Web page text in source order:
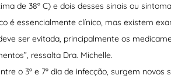
de 38º C) e dois desses sinais ou
é essencialmente clínico, mas existem
ser evitada, principalmente os
ressalta Dra. Michelle.
o 3º e 7º dia de infecção, surgem